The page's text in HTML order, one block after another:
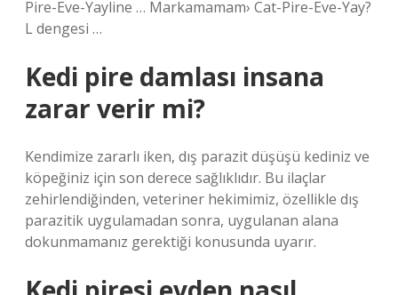
Pire-Eve-Yayline … Markamamam› Cat-Pire-Eve-Yay?
L dengesi …
Kedi pire damlası insana
zarar verir mi?
Kendimize zararlı iken, dış parazit düşüşü kediniz ve
köpeğiniz için son derece sağlıklıdır. Bu ilaçlar
zehirlendiğinden, veteriner hekimimiz, özellikle dış
parazitik uygulamadan sonra, uygulanan alana
dokunmamanız gerektiği konusunda uyarır.